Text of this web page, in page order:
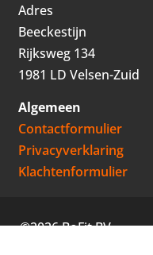
Adres
Beeckestijn
Rijksweg 134
1981 LD Velsen-Zuid
Algemeen
Contactformulier
Privacyverklaring
Klachtenformulier
©2026 BoFit BV